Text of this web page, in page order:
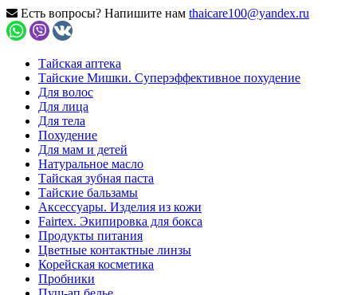
Есть вопросы? Напишите нам thaicare100@yandex.ru
Тайская аптека
Тайские Мишки. Суперэффективное похудение
Для волос
Для лица
Для тела
Похудение
Для мам и детей
Натуральное масло
Тайская зубная паста
Тайские бальзамы
Аксессуары. Изделия из кожи
Fairtex. Экипировка для бокса
Продукты питания
Цветные контактные линзы
Корейская косметика
Пробники